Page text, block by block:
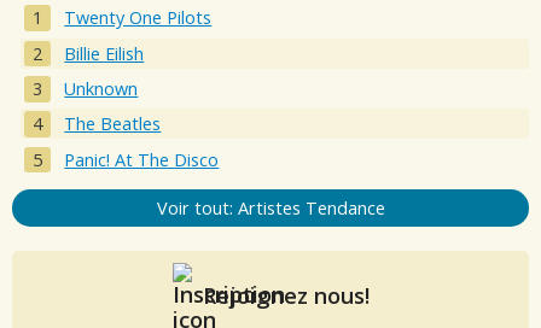
Twenty One Pilots
Billie Eilish
Unknown
The Beatles
Panic! At The Disco
Voir tout: Artistes Tendance
Rejoignez nous!